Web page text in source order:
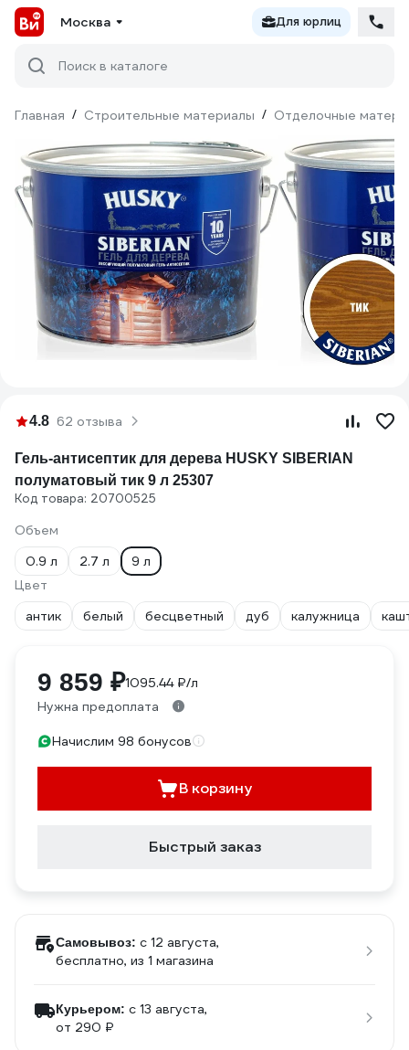
Москва Для юрлиц
Поиск в каталоге
Главная / Строительные материалы / Отделочные
4.8 62 отзыва
Гель-антисептик для дерева HUSKY SIBERIAN
полуматовый тик 9 л 25307
Код товара: 20700525
Объем
0.9 л
2.7 л
9 л
Цвет
антик
белый бесцветный дуб калужница
9 859 ₽1095.44 ₽/л
Нужна предоплата
Начислим 98 бонусов
В корзину
Быстрый заказ
Самовывоз: c 12 августа,
бесплатно, из 1 магазина
Курьером: c 13 августа,
от 290 ₽